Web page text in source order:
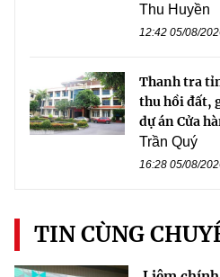
Thu Huyền
12:42 05/08/
Thanh tra
thu hồi đất,
dự án Cửa
Trần Quý
16:28 05/08/
TIN CÙNG